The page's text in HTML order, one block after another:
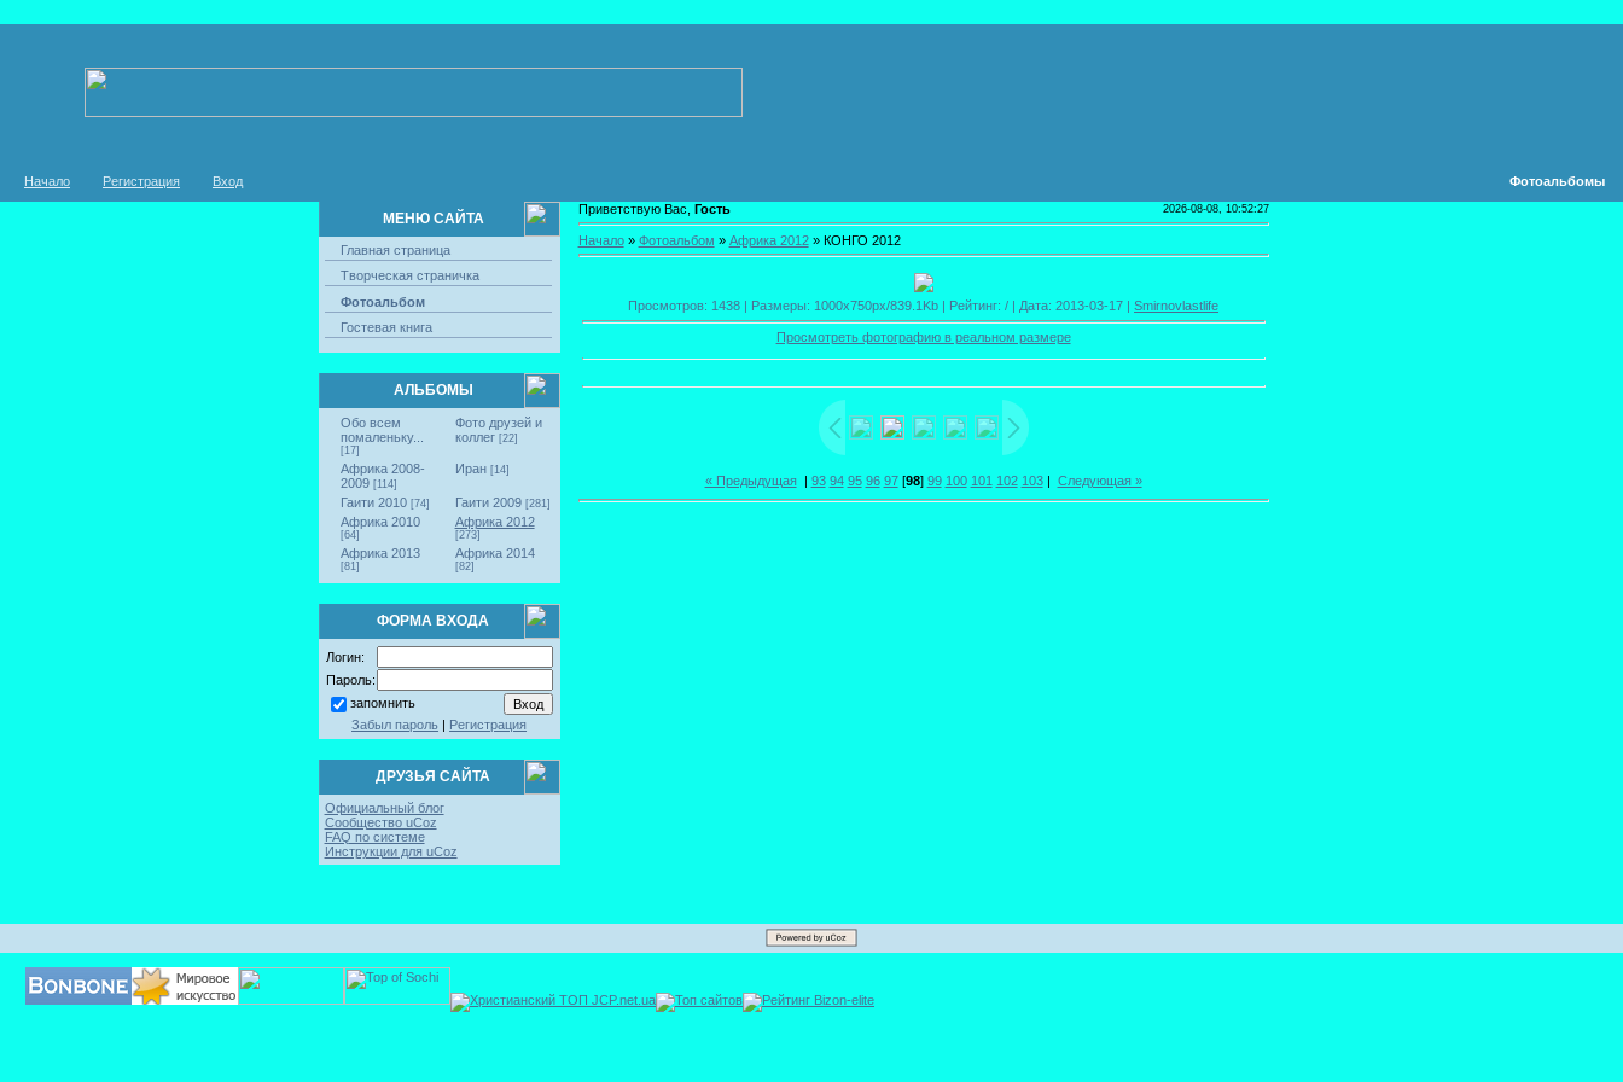
Начало Регистрация Вход Фотоальбомы
МЕНЮ САЙТА
Главная страница
Творческая страничка
Фотоальбом
Гостевая книга
АЛЬБОМЫ
Обо всем
помаленьку...
[17]
Фото друзей и
коллег [22]
Африка 2008-
2009 [114]
Иран [14]
Гаити 2010 [74] Гаити 2009 [281]
Африка 2010
[64]
Африка 2012
[273]
Африка 2013
[81]
Африка 2014
[82]
ФОРМА ВХОДА
Логин:
Пароль:
запомнить
Забыл пароль | Регистрация
ДРУЗЬЯ САЙТА
Официальный блог
Сообщество uCoz
FAQ по системе
Инструкции для uCoz
Приветствую Вас, Гость 2026-08-08, 10:52:27
Начало» Фотоальбом » Африка 2012» КОНГО 2012
Просмотров: 1438 | Размеры: 1000x750px/839.1Kb | Рейтинг: / | Дата: 2013-03-17 |Smirnovlastlife
Просмотреть фотографию в реальном размере
« Предыдущая| 93 94 95 96 97[98] 99 100 101 102 103| Следующая »